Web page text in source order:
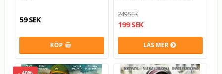
59 SEK
KÖP
249 SEK
199 SEK
LÄS MER